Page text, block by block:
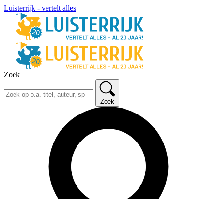
Luisterrijk - vertelt alles
Zoek
Zoek